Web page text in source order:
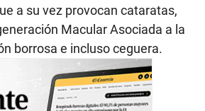
a su vez provocan cataratas,
Macular Asociada a la
borrosa e incluso ceguera.